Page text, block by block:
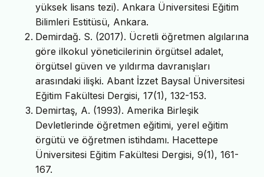
yüksek lisans tezi). Ankara Üniversitesi Eğitim
Bilimleri Estitüsü, Ankara.
Demirdağ. S. (2017). Ücretli öğretmen algılarına
göre ilkokul yöneticilerinin örgütsel adalet,
örgütsel güven ve yıldırma davranışları
arasındaki ilişki. Abant İzzet Baysal Üniversitesi
Eğitim Fakültesi Dergisi, 17(1), 132-153.
Demirtaş, A. (1993). Amerika Birleşik
Devletlerinde öğretmen eğitimi, yerel eğitim
örgütü ve öğretmen istihdamı. Hacettepe
Üniversitesi Eğitim Fakültesi Dergisi, 9(1), 161-
167.